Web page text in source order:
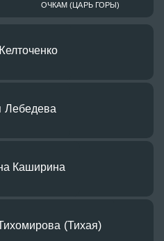
ОЧКАМ (ЦАРЬ ГОРЫ)
Лебедева
Каширина
(Тихая)